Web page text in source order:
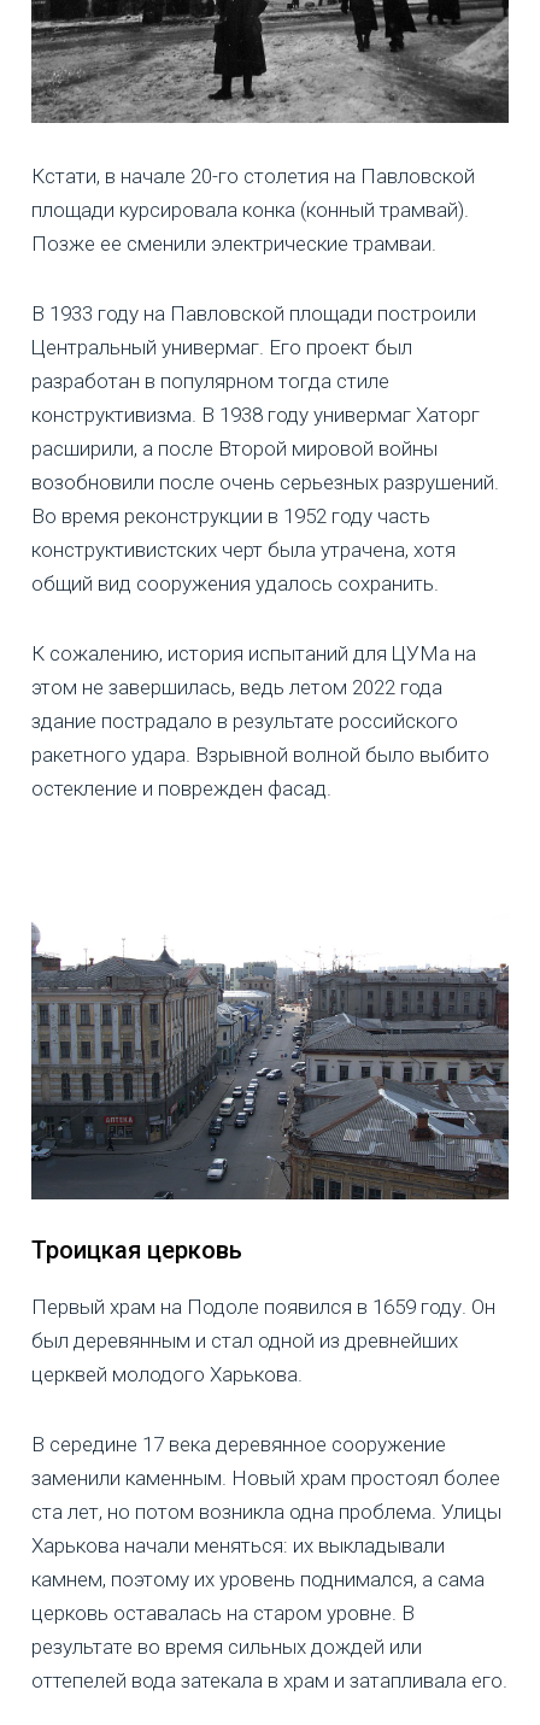
Кстати, в начале 20-го столетия на Павловской
площади курсировала конка (конный трамвай).
Позже ее сменили электрические трамваи.
В 1933 году на Павловской площади построили
Центральный универмаг. Его проект был
разработан в популярном тогда стиле
конструктивизма. В 1938 году универмаг Хаторг
расширили, а после Второй мировой войны
возобновили после очень серьезных разрушений.
Во время реконструкции в 1952 году часть
конструктивистских черт была утрачена, хотя
общий вид сооружения удалось сохранить.
К сожалению, история испытаний для ЦУМа на
этом не завершилась, ведь летом 2022 года
здание пострадало в результате российского
ракетного удара. Взрывной волной было выбито
остекление и поврежден фасад.
Троицкая церковь
Первый храм на Подоле появился в 1659 году. Он
был деревянным и стал одной из древнейших
церквей молодого Харькова.
В середине 17 века деревянное сооружение
заменили каменным. Новый храм простоял более
ста лет, но потом возникла одна проблема. Улицы
Харькова начали меняться: их выкладывали
камнем, поэтому их уровень поднимался, а сама
церковь оставалась на старом уровне. В
результате во время сильных дождей или
оттепелей вода затекала в храм и затапливала его.